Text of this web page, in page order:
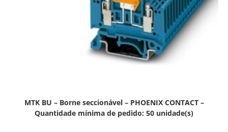
MTK BU – Borne seccionável – PHOENIX CONTACT –
Quantidade mínima de pedido: 50 unidade(s)